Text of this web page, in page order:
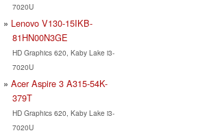
7020U
Lenovo V130-15IKB-
81HN00N3GE
HD Graphics 620, Kaby Lake i3-
7020U
Acer Aspire 3 A315-54K-
379T
HD Graphics 620, Kaby Lake i3-
7020U